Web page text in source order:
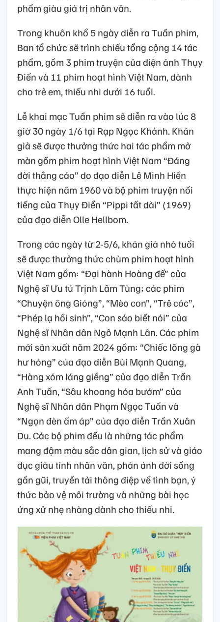
phẩm giàu giá trị nhân văn.
Trong khuôn khổ 5 ngày diễn ra Tuần phim,
Ban tổ chức sẽ trình chiếu tổng cộng 14 tác
phẩm, gồm 3 phim truyện của điện ảnh Thụy
Điển và 11 phim hoạt hình Việt Nam, dành
cho trẻ em, thiếu nhi dưới 16 tuổi.
Lễ khai mạc Tuần phim sẽ diễn ra vào lúc 8
giờ 30 ngày 1/6 tại Rạp Ngọc Khánh. Khán
giả sẽ được thưởng thức hai tác phẩm mở
màn gồm phim hoạt hình Việt Nam “Đáng
đời thằng cáo” do đạo diễn Lê Minh Hiền
thực hiện năm 1960 và bộ phim truyện nổi
tiếng của Thụy Điển “Pippi tất dài” (1969)
của đạo diễn Olle Hellbom.
Trong các ngày từ 2-5/6, khán giả nhỏ tuổi
sẽ được thưởng thức chùm phim hoạt hình
Việt Nam gồm: “Đại hành Hoàng đế” của
Nghệ sĩ Ưu tú Trịnh Lâm Tùng; các phim
“Chuyện ông Gióng”, “Mèo con”, “Trê cóc”,
“Phép lạ hồi sinh”, “Con sáo biết nói” của
Nghệ sĩ Nhân dân Ngô Mạnh Lân. Các phim
mới sản xuất năm 2024 gồm: “Chiếc lông gà
hư hỏng” của đạo diễn Bùi Mạnh Quang,
“Hàng xóm láng giềng” của đạo diễn Trần
Anh Tuấn, “Sâu khoang hóa bướm” của
Nghệ sĩ Nhân dân Phạm Ngọc Tuấn và
“Ngọn đèn ấm áp” của đạo diễn Trần Xuân
Du. Các bộ phim đều là những tác phẩm
mang đậm màu sắc dân gian, lịch sử và giáo
dục giàu tính nhân văn, phản ánh đời sống
gần gũi, truyền tải thông điệp về tình bạn, ý
thức bảo vệ môi trường và những bài học
ứng xử nhẹ nhàng dành cho thiếu nhi.